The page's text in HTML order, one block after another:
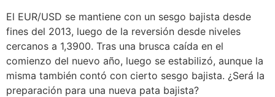
El EUR/USD se mantiene con un sesgo bajista desde
fines del 2013, luego de la reversión desde niveles
cercanos a 1,3900. Tras una brusca caída en el
comienzo del nuevo año, luego se estabilizó, aunque la
misma también contó con cierto sesgo bajista. ¿Será la
preparación para una nueva pata bajista?